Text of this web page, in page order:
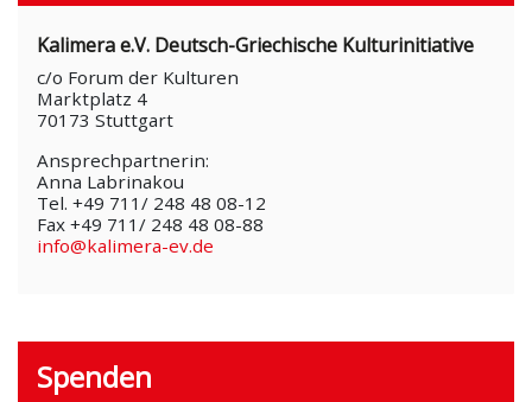
Kalimera e.V. Deutsch-Griechische Kulturinitiative
c/o Forum der Kulturen
Marktplatz 4
70173 Stuttgart
Ansprechpartnerin:
Anna Labrinakou
Tel. +49 711/ 248 48 08-12
Fax +49 711/ 248 48 08-88
info@kalimera-ev.de
Spenden